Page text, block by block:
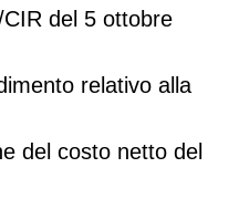
del 5 ottobre
relativo alla
del costo netto del